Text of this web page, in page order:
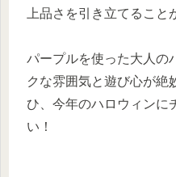
上品さを引き立てること
パープルを使った大人の
クな雰囲気と遊び心が絶
ひ、今年のハロウィンに
い！